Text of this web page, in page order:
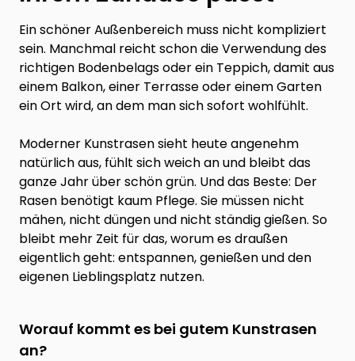
Ein schöner Außenbereich muss nicht kompliziert
sein. Manchmal reicht schon die Verwendung des
richtigen Bodenbelags oder ein Teppich, damit aus
einem Balkon, einer Terrasse oder einem Garten
ein Ort wird, an dem man sich sofort wohlfühlt.
Moderner Kunstrasen sieht heute angenehm
natürlich aus, fühlt sich weich an und bleibt das
ganze Jahr über schön grün. Und das Beste: Der
Rasen benötigt kaum Pflege. Sie müssen nicht
mähen, nicht düngen und nicht ständig gießen. So
bleibt mehr Zeit für das, worum es draußen
eigentlich geht: entspannen, genießen und den
eigenen Lieblingsplatz nutzen.
Worauf kommt es bei gutem Kunstrasen
an?